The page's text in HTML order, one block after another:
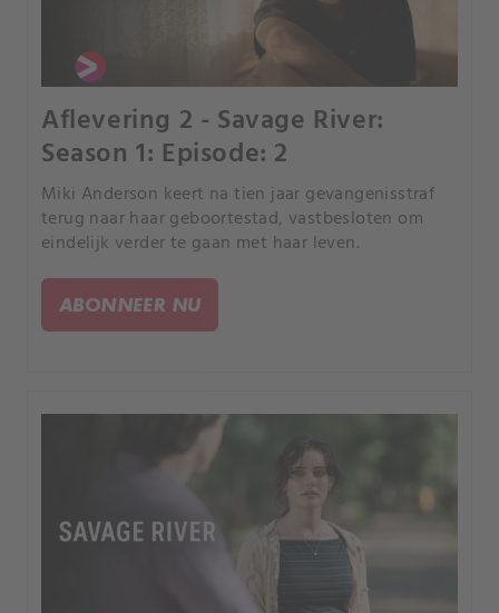
Aflevering 2 - Savage River:
Season 1: Episode: 2
Miki Anderson keert na tien jaar gevangenisstraf
terug naar haar geboortestad, vastbesloten om
eindelijk verder te gaan met haar leven.
ABONNEER NU